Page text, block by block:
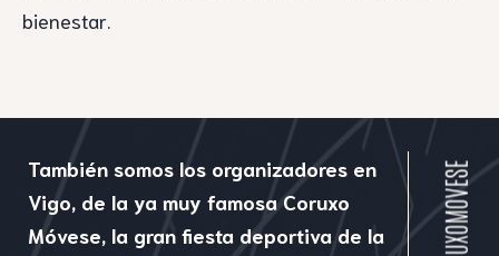
bienestar.
También somos los organizadores en
Vigo, de la ya muy famosa Coruxo
Móvese, la gran fiesta deportiva de la